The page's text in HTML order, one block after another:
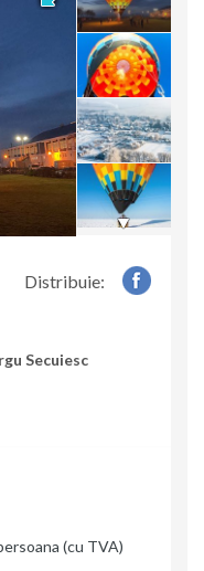
Distribuie:
Secuiesc
(cu TVA)